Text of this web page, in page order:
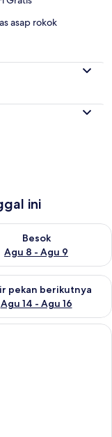
asap rokok
ini
7 - Agu 8
Besok
Agu 8 - Agu 9
untuk
Agu 7 - Agu 9
pekan berikutnya
Agu 14 - Agu 16
untuk
rambut, jubah